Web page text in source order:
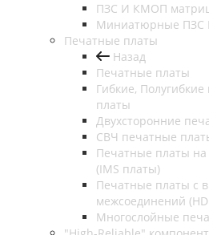
ПЗС И КМОП
Миниатюрные ПЗС
Печатные платы
Назад
Печатные платы
Гибкие,
платы
Двухсторонние
СВЧ печатные
Печатные платы на
(IMS платы)
Печатные платы с
межсоединений
Многослойные